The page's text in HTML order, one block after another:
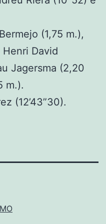
(1,75 m.),
David
Jagersma (2,20
m.).
(12’43”30).